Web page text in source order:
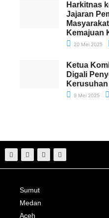
Harkitnas
Jajaran
Kemajuan
20 Mei 2025
Ketua
Digali
9 Mei 2025
Sumut
Medan
Aceh